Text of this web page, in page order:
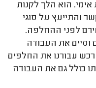
אימי. הוא הלך לקנות
והתייעץ על סוגי
לפני ההחלפה.
וסיים את העבודה
רכש עבורנו את החלפים
כולל גם את העבודה